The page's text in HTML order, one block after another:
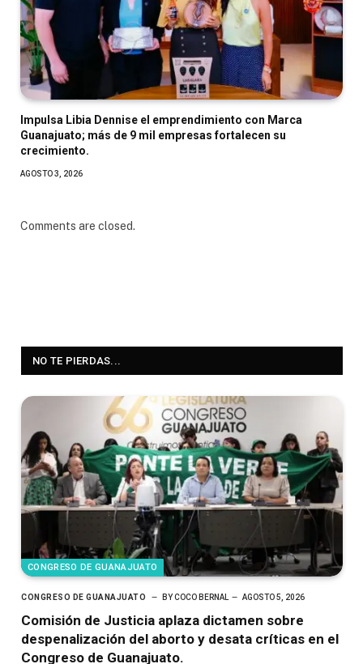
Impulsa Libia Dennise el emprendimiento con Marca
Guanajuato; más de 9 mil empresas fortalecen su
crecimiento.
AGOSTO 3, 2026
Comments are closed.
NO TE PIERDAS...
CONGRESO DE GUANAJUATO
CONGRESO DE GUANAJUATO BYCOCO BERNAL AGOSTO 5, 2026
Comisión de Justicia aplaza dictamen sobre
despenalización del aborto y desata críticas en el
Congreso de Guanajuato.